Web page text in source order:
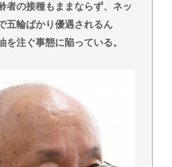
者の接種もままならず、ネッ
五輪ばかり優遇されるん
を注ぐ事態に陥っている。